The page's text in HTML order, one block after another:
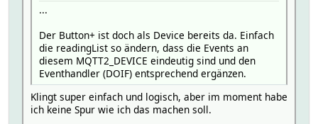
...
Der Button+ ist doch als Device bereits da. Einfach
die readingList so ändern, dass die Events an
diesem MQTT2_DEVICE eindeutig sind und den
Eventhandler (DOIF) entsprechend ergänzen.
Klingt super einfach und logisch, aber im moment habe
ich keine Spur wie ich das machen soll.